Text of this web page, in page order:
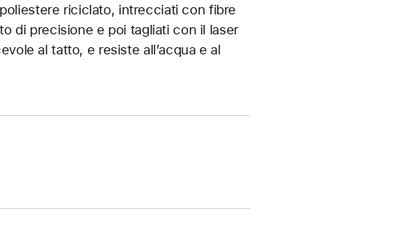
riciclato, intrecciati con fibre
di precisione e poi tagliati con il laser
al tatto, e resiste all’acqua e al